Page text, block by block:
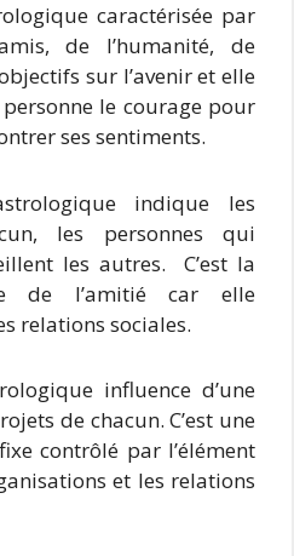
caractérisée par
de l’humanité, de
sur l’avenir et elle
le courage pour
ses sentiments.
indique les
les personnes qui
les autres. C’est la
de l’amitié car elle
relations sociales.
influence d’une
de chacun. C’est une
contrôlé par l’élément
et les relations